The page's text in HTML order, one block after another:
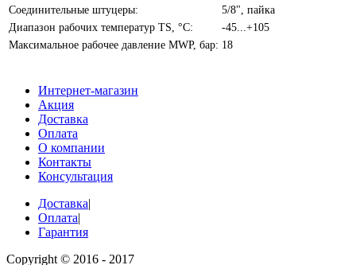
Соединительные штуцеры:
5/8", пайка
Диапазон рабочих температур TS, °С:
-45...+105
Максимальное рабочее давление MWP, бар: 18
Интернет-магазин
Акция
Доставка
Оплата
О компании
Контакты
Консультация
Доставка|
Оплата|
Гарантия
Copyright © 2016 - 2017